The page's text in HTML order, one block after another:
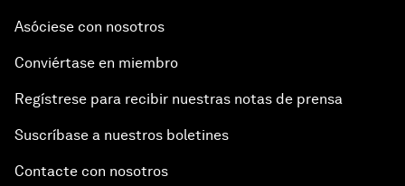
Asóciese con nosotros
Conviértase en miembro
Regístrese para recibir nuestras notas de prensa
Suscríbase a nuestros boletines
Contacte con nosotros